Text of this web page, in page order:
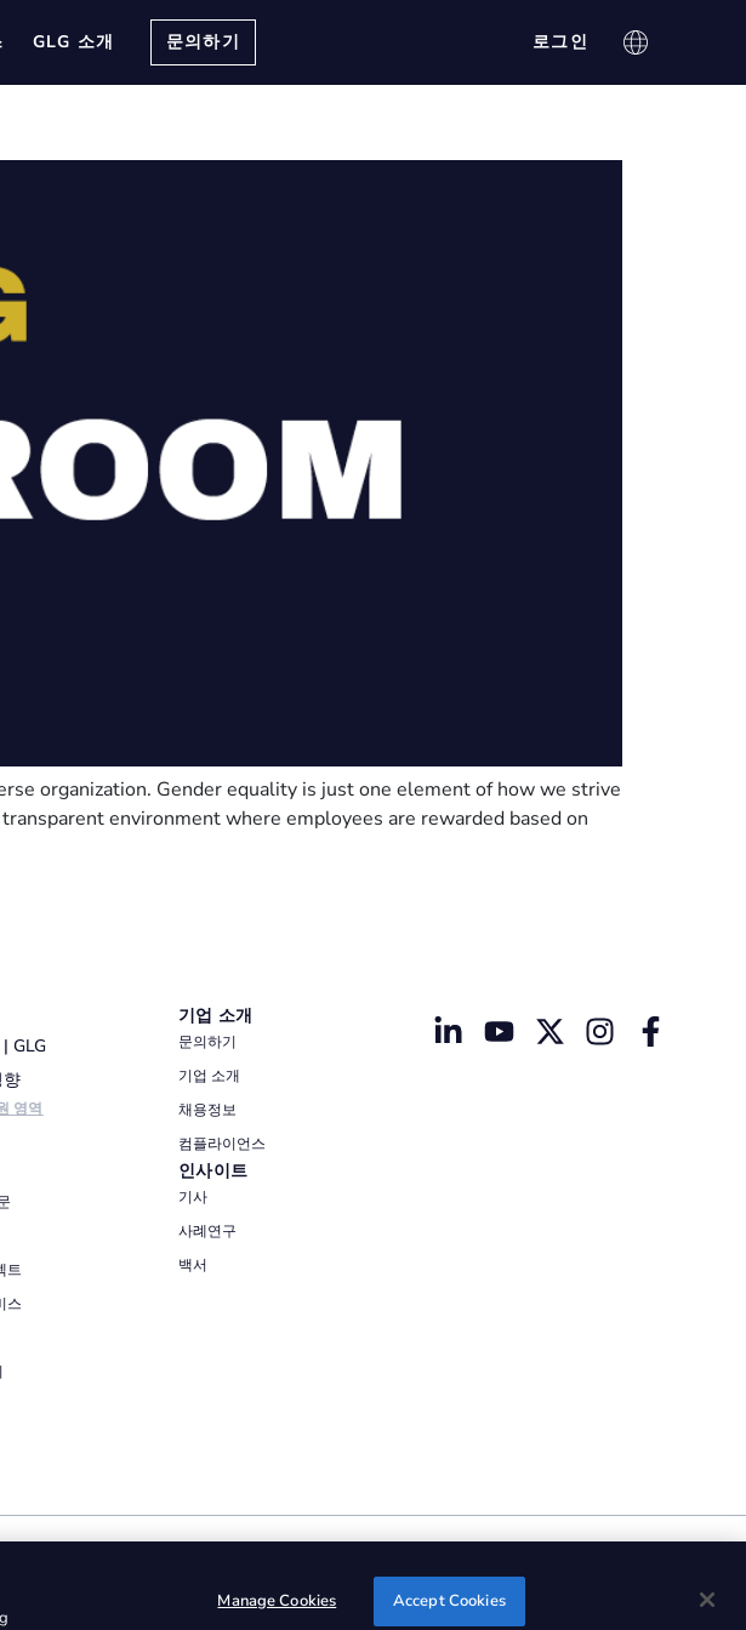
GLG 소개 문의하기 로그인
organization. Gender equality is just one element of how we strive
environment where employees are rewarded based on
GLG
영역
트
스
기업 소개
문의하기
기업 소개
채용정보
컴플라이언스
인사이트
기사
사례연구
백서
니다. ©2026 Gerson Lehrman Group, Inc. All rights reserved.
Manage Cookies Accept Cookies